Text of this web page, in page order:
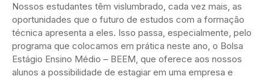
Nossos estudantes têm vislumbrado, cada vez mais, as
oportunidades que o futuro de estudos com a formação
técnica apresenta a eles. Isso passa, especialmente, pelo
programa que colocamos em prática neste ano, o Bolsa
Estágio Ensino Médio – BEEM, que oferece aos nossos
alunos a possibilidade de estagiar em uma empresa e